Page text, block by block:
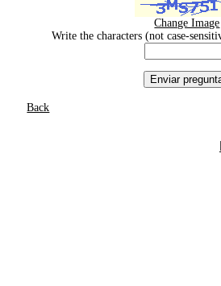
Change Image
Write the characters (not case-
Back